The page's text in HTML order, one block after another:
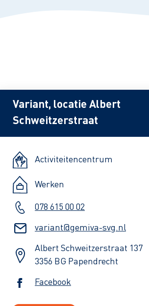
Variant, locatie Albert
Schweitzerstraat
Activiteitencentrum
Werken
078 615 00 02
variant@gemiva-svg.nl
Albert Schweitzerstraat 137
3356 BG Papendrecht
Facebook